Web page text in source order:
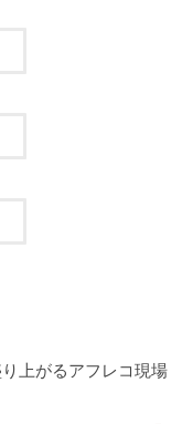
上がるアフレコ現場